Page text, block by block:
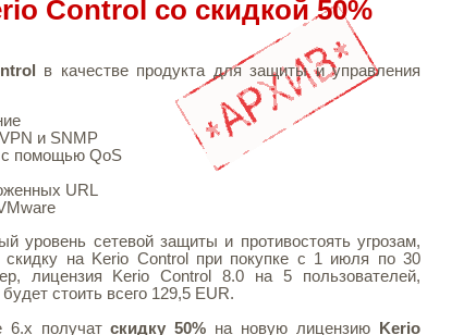
Control со скидкой 50%
в качестве продукта для защиты и управления
и SNMP
с помощью QoS
URL
уровень сетевой защиты и противостоять угрозам,
на Kerio Control при покупке с 1 июля по 30
лицензия Kerio Control 8.0 на 5 пользователей,
стоить всего 129,5 EUR.
6.x получатскидку 50% на новую лицензию
Kerio